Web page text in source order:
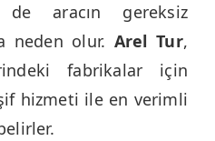
de aracın gereksiz
neden olur. Arel Tur,
fabrikalar için
hizmeti ile en verimli